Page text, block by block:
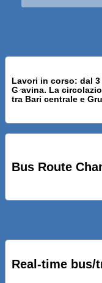
Lavori in corso: dal
Gravina. La
tra Bari centrale e
PRESENTATI A BARI
IL TUO BUS ED IL
Previous news
Bus Route
Real-time bus/